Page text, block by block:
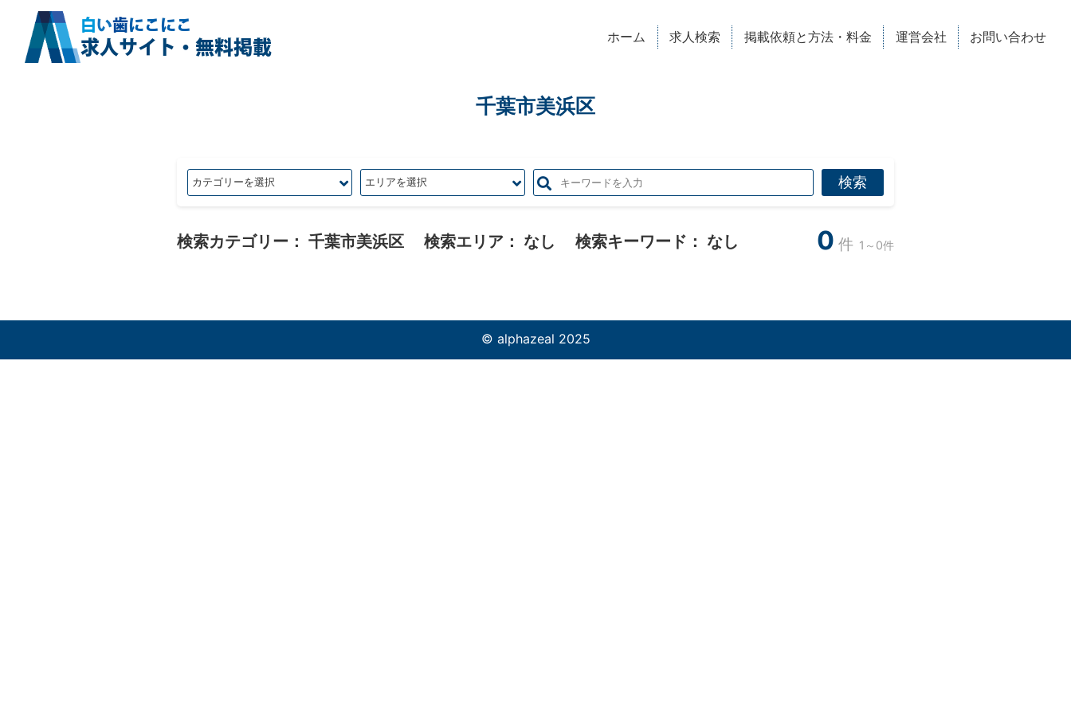
白い歯にこにこ
求人サイト・無料掲載
ホーム 求人検索 掲載依頼と方法・料金 運営会社 お問い合わせ
千葉市美浜区
検索カテゴリー： 千葉市美浜区 検索エリア： なし 検索キーワード： なし 0 件 1～0件
© alphazeal 2025